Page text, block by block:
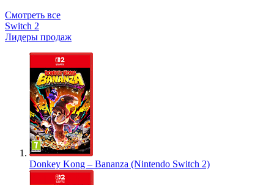
Смотреть все
Switch 2
Лидеры продаж
Donkey Kong – Bananza (Nintendo Switch 2)